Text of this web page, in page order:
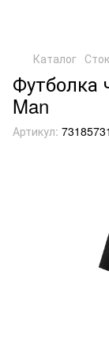
Каталог
Футболка
Man
Артикул: